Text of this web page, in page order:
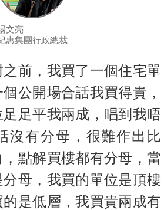
文亮
惠集團行政總裁
，我買了一個住宅單
公開場合話我買得貴，
足平我兩成，唱到我唔
沒有分母，很難作出比
點解買樓都有分母，當
母，我買的單位是頂樓
是低層，我買貴兩成有